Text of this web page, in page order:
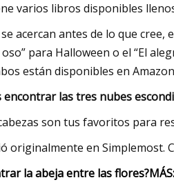
varios libros disponibles
acercan antes de lo que
para Halloween o el “El
están disponibles en
encontrar las tres nubes
son tus favoritos para
originalmente en Simplemost.
la abeja entre las flores?